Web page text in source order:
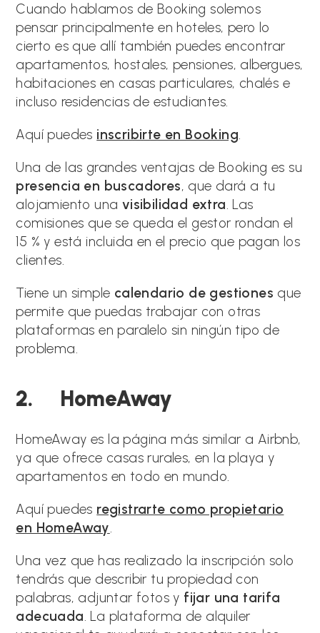
Cuando hablamos de Booking solemos
pensar principalmente en hoteles, pero lo
cierto es que allí también puedes encontrar
apartamentos, hostales, pensiones, albergues,
habitaciones en casas particulares, chalés e
incluso residencias de estudiantes.
Aquí puedes inscribirte en Booking.
Una de las grandes ventajas de Booking es su
presencia en buscadores, que dará a tu
alojamiento una visibilidad extra. Las
comisiones que se queda el gestor rondan el
15 % y está incluida en el precio que pagan los
clientes.
Tiene un simple calendario de gestiones que
permite que puedas trabajar con otras
plataformas en paralelo sin ningún tipo de
problema.
2. HomeAway
HomeAway es la página más similar a Airbnb,
ya que ofrece casas rurales, en la playa y
apartamentos en todo en mundo.
Aquí puedes registrarte como propietario
en HomeAway.
Una vez que has realizado la inscripción solo
tendrás que describir tu propiedad con
palabras, adjuntar fotos y fijar una tarifa
adecuada. La plataforma de alquiler